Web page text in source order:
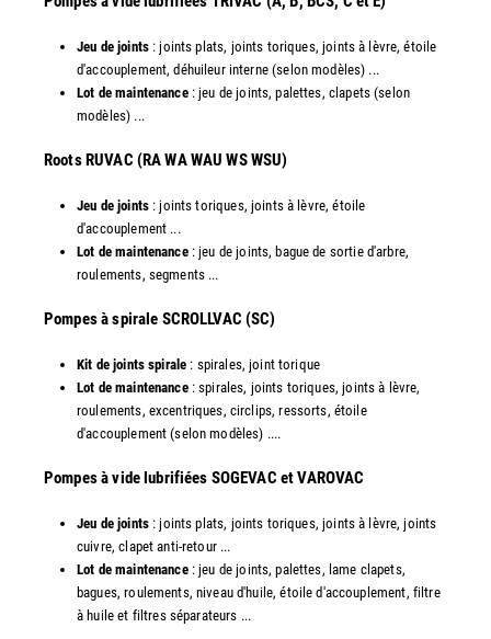
Jeu de joints: joints plats, joints toriques, joints à lèvre, étoile
d'accouplement, déhuileur interne (selon modèles) ...
Lot de maintenance: jeu de joints, palettes, clapets (selon
modèles) ...
​Roots RUVAC (RA WA WAU WS WSU)
Jeu de joints: joints toriques, joints à lèvre, étoile
d'accouplement ...
Lot de maintenance : jeu de joints, bague de sortie d'arbre,
roulements, segments ...
​Pompes à spirale SCROLLVAC (SC)
Kit de joints spirale : spirales, joint torique
Lot de maintenance: spirales, joints toriques, joints à lèvre,
roulements, excentriques, circlips, ressorts, étoile
d'accouplement (selon modèles) ....
​Pompes à vide lubrifiées SOGEVAC et VAROVAC
Jeu de joints: joints plats, joints toriques, joints à lèvre, joints
cuivre, clapet anti-retour ...
Lot de maintenance: jeu de joints, palettes, lame clapets,
bagues, roulements, niveau d'huile, étoile d'accouplement, filtre
à huile et filtres séparateurs ...